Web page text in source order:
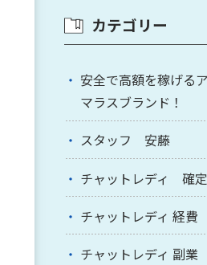
カテゴリー
安全で高額を稼げる
マラスブランド！
スタッフ 安藤
チャットレディ 確
チャットレディ 経費
チャットレディ 副業